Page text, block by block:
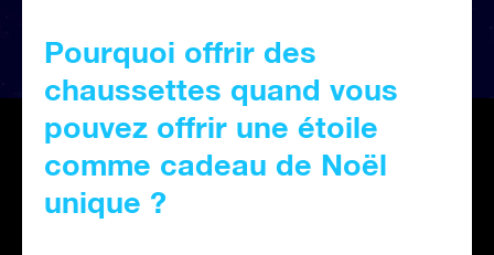
Pourquoi offrir des
chaussettes quand vous
pouvez offrir une étoile
comme cadeau de Noël
unique ?